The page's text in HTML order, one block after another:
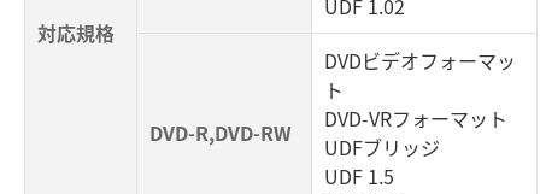
対応規格
DVD-R,DVD-RW
DVDビデオフォーマッ
ト
DVD-VRフォーマット
UDFブリッジ
UDF 1.5